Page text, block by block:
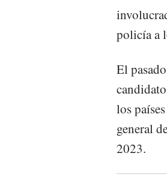
policía a
El
los
general
2023.